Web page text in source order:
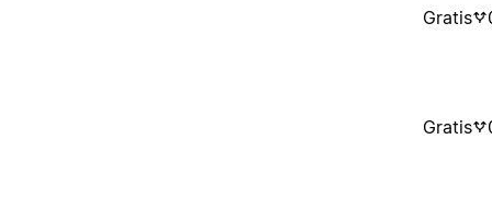
Gratis
Gratis